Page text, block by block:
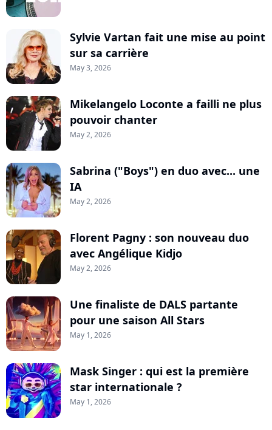
Sylvie Vartan fait une mise au point
sur sa carrière
May 3, 2026
Mikelangelo Loconte a failli ne plus
pouvoir chanter
May 2, 2026
Sabrina ("Boys") en duo avec... une
IA
May 2, 2026
Florent Pagny : son nouveau duo
avec Angélique Kidjo
May 2, 2026
Une finaliste de DALS partante
pour une saison All Stars
May 1, 2026
Mask Singer : qui est la première
star internationale ?
May 1, 2026